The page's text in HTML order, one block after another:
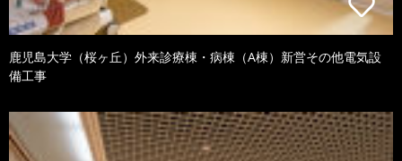
鹿児島大学（桜ヶ丘）外来診療棟・病棟（A棟）新営その他電気設
備工事